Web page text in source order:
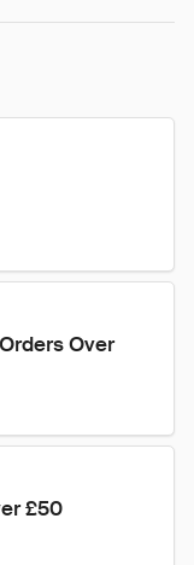
Over
£50